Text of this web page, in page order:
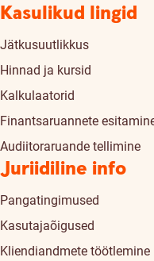
Kasulikud lingid
Jätkusuutlikkus
Hinnad ja kursid
Kalkulaatorid
Finantsaruannete
Audiitoraruande tellimine
Juriidiline info
Pangatingimused
Kasutajaõigused
Kliendiandmete töötlemine